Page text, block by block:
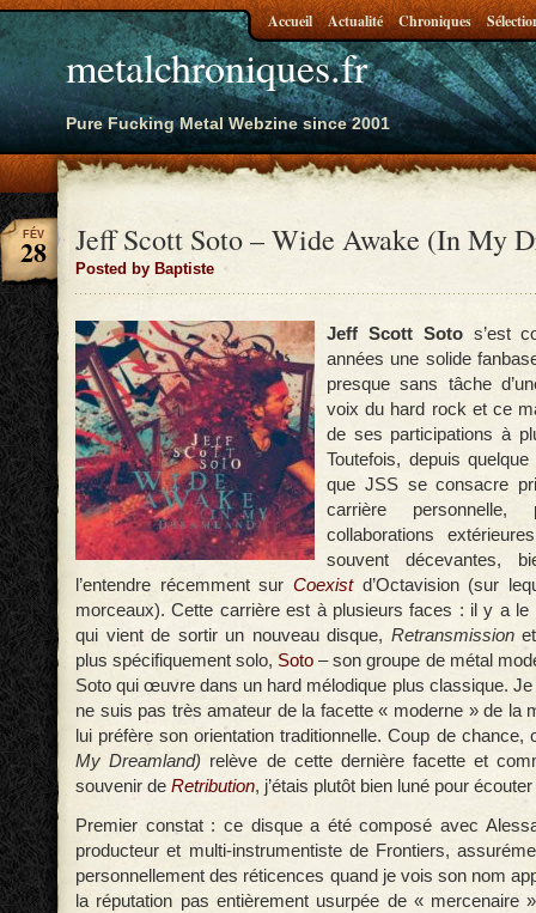
metalchroniques.fr
Pure Fucking Metal Webzine since 2001
Accueil Actualité Chroniques
Jeff Scott Soto – Wide Awake (In My
Posted by Baptiste
FÉV
28
Jeff Scott Sotos’est
années une solide
presque sans tâche
voix du hard rock et ce
de ses participations à
Toutefois, depuis
que JSS se consacre
carrière
collaborations
souvent décevantes,
l’entendre récemment sur Coexistd’Octavision (sur
morceaux). Cette carrière est à plusieurs faces : il y a le
qui vient de sortir un nouveau disque, Retransmissionet
plus spécifiquement solo, Soto – son groupe de métal
Soto qui œuvre dans un hard mélodique plus classique.
ne suis pas très amateur de la facette « moderne » de la
lui préfère son orientation traditionnelle. Coup de chance,
My Dreamland) relève de cette dernière facette et
souvenir de Retribution, j’étais plutôt bien luné pour
Premier constat : ce disque a été composé avec
producteur et multi-instrumentiste de Frontiers,
personnellement des réticences quand je vois son nom
la réputation pas entièrement usurpée de « mercenaire